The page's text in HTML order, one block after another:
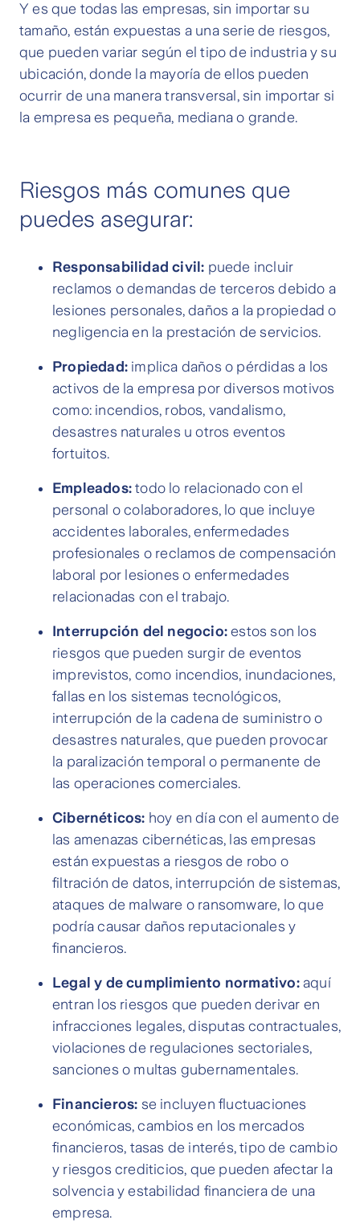
Y es que todas las empresas, sin importar su
tamaño, están expuestas a una serie de riesgos,
que pueden variar según el tipo de industria y su
ubicación, donde la mayoría de ellos pueden
ocurrir de una manera transversal, sin importar si
la empresa es pequeña, mediana o grande.
Riesgos más comunes que
puedes asegurar:
Responsabilidad civil: puede incluir
reclamos o demandas de terceros debido a
lesiones personales, daños a la propiedad o
negligencia en la prestación de servicios.
Propiedad: implica daños o pérdidas a los
activos de la empresa por diversos motivos
como: incendios, robos, vandalismo,
desastres naturales u otros eventos
fortuitos.
Empleados: todo lo relacionado con el
personal o colaboradores, lo que incluye
accidentes laborales, enfermedades
profesionales o reclamos de compensación
laboral por lesiones o enfermedades
relacionadas con el trabajo.
Interrupción del negocio: estos son los
riesgos que pueden surgir de eventos
imprevistos, como incendios, inundaciones,
fallas en los sistemas tecnológicos,
interrupción de la cadena de suministro o
desastres naturales, que pueden provocar
la paralización temporal o permanente de
las operaciones comerciales.
Cibernéticos: hoy en día con el aumento de
las amenazas cibernéticas, las empresas
están expuestas a riesgos de robo o
filtración de datos, interrupción de sistemas,
ataques de malware o ransomware, lo que
podría causar daños reputacionales y
financieros.
Legal y de cumplimiento normativo:aquí
entran los riesgos que pueden derivar en
infracciones legales, disputas contractuales,
violaciones de regulaciones sectoriales,
sanciones o multas gubernamentales.
Financieros: se incluyen fluctuaciones
económicas, cambios en los mercados
financieros, tasas de interés, tipo de cambio
y riesgos crediticios, que pueden afectar la
solvencia y estabilidad financiera de una
empresa.